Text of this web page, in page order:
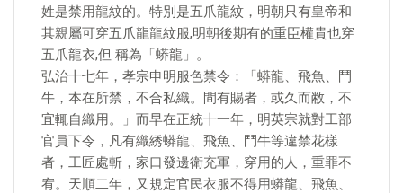
姓是禁用龍紋的。特別是五爪龍紋，明朝只有皇帝和
其親屬可穿五爪龍龍紋服,明朝後期有的重臣權貴也穿
五爪龍衣,但 稱為「蟒龍」。
弘治十七年，孝宗申明服色禁令：「蟒龍、飛魚、鬥
牛，本在所禁，不合私織。間有賜者，或久而敝，不
宜輒自織用。」而早在正統十一年，明英宗就對工部
官員下令，凡有織綉蟒龍、飛魚、鬥牛等違禁花樣
者，工匠處斬，家口發邊衛充軍，穿用的人，重罪不
宥。天順二年，又規定官民衣服不得用蟒龍、飛魚、